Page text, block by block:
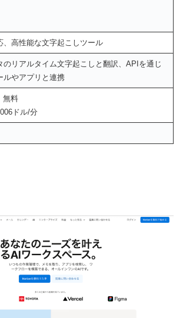
、高性能な文字起こしツール
のリアルタイム文字起こしと翻訳、APIを通じ
ルやアプリと連携
無料
ドル/分